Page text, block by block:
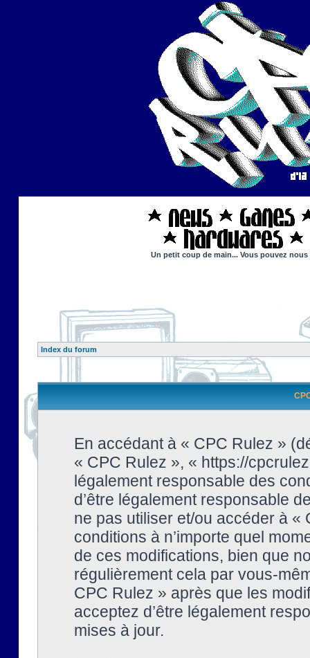
Un petit coup de main... Vous pouvez
Index du forum
En accédant à « CPC Rulez »
« CPC Rulez », « https://
légalement responsable des
d’être légalement responsable
ne pas utiliser et/ou accéder à
conditions à n’importe quel
de ces modifications, bien que
régulièrement cela par vous-
CPC Rulez » après que les
acceptez d’être légalement
mises à jour.